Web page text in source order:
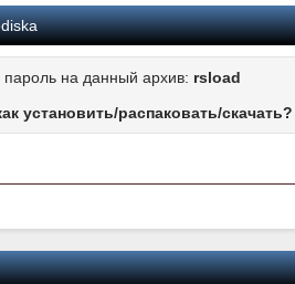
пароль на данный архив: rsload
установить/распаковать/